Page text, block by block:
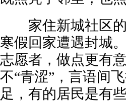
家住新城社区的
寒假回家遭遇封城
志愿者，做点更有
不“青涩”，言语间
足，有的居民是有